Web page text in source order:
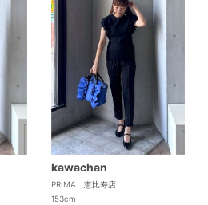
kawachan
PRIMA 恵比寿店
153cm